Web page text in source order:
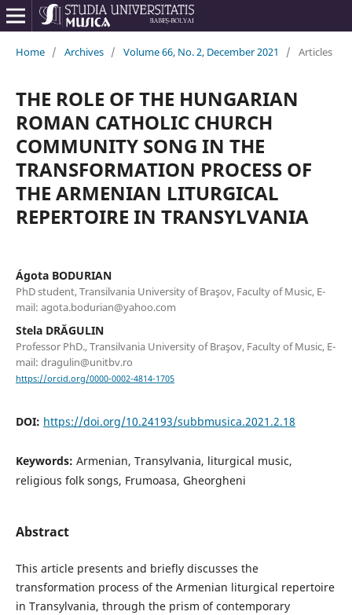
Home / Archives / Volume 66, No. 2, December 2021 / Articles
THE ROLE OF THE HUNGARIAN
ROMAN CATHOLIC CHURCH
COMMUNITY SONG IN THE
TRANSFORMATION PROCESS OF
THE ARMENIAN LITURGICAL
REPERTOIRE IN TRANSYLVANIA
Ágota BODURIAN
PhD student, Transilvania University of Braşov, Faculty of Music, E-
mail: agota.bodurian@yahoo.com
Stela DRĂGULIN
Professor PhD., Transilvania University of Braşov, Faculty of Music, E-
mail: dragulin@unitbv.ro
https://orcid.org/0000-0002-4814-1705
DOI: https://doi.org/10.24193/subbmusica.2021.2.18
Keywords: Armenian, Transylvania, liturgical music,
religious folk songs, Frumoasa, Gheorgheni
Abstract
This article presents and briefly discusses the
transformation process of the Armenian liturgical repertoire
in Transylvania, through the prism of contemporary